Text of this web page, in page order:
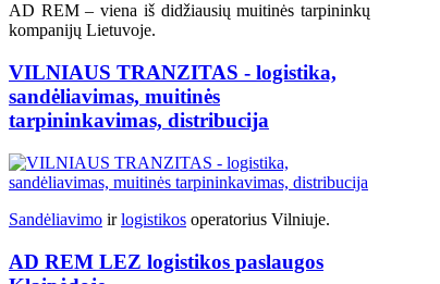
AD REM – viena iš didžiausių muitinės tarpininkų
kompanijų Lietuvoje.
VILNIAUS TRANZITAS - logistika,
sandėliavimas, muitinės
tarpininkavimas, distribucija
Sandėliavimo irlogistikos operatorius Vilniuje.
AD REM LEZ logistikos paslaugos